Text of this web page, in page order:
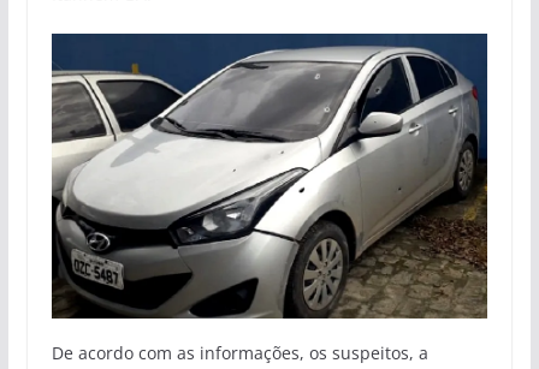
De acordo com as informações, os suspeitos, a